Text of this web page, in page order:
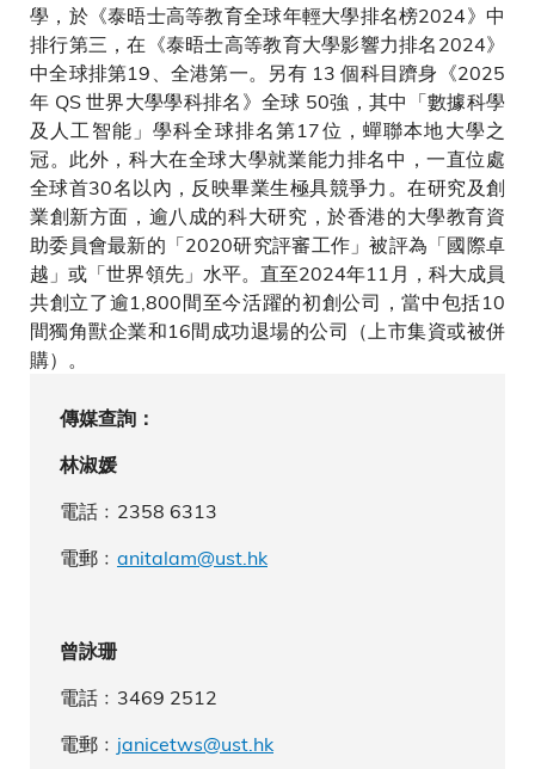
學，於《泰晤士高等教育全球年輕大學排名榜2024》中
排行第三，在《泰晤士高等教育大學影響力排名2024》
中全球排第19、全港第一。另有 13 個科目躋身《2025
年 QS 世界大學學科排名》全球 50強，其中「數據科學
及人工智能」學科全球排名第17位，蟬聯本地大學之
冠。此外，科大在全球大學就業能力排名中，一直位處
全球首30名以內，反映畢業生極具競爭力。在研究及創
業創新方面，逾八成的科大研究，於香港的大學教育資
助委員會最新的「2020研究評審工作」被評為「國際卓
越」或「世界領先」水平。直至2024年11月，科大成員
共創立了逾1,800間至今活躍的初創公司，當中包括10
間獨角獸企業和16間成功退場的公司（上市集資或被併
購）。
傳媒查詢：
林淑媛
電話﹕2358 6313
電郵﹕ anitalam@ust.hk
曾詠珊
電話﹕3469 2512
電郵﹕ janicetws@ust.hk